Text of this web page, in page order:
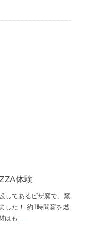
体験
してあるピザ窯で、窯
した！ 約1時間薪を燃
はも ...